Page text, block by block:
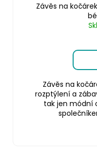
Závěs na
Závěs na
rozptýlení a
tak jen módní